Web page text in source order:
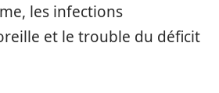
les infections
et le trouble du déficit